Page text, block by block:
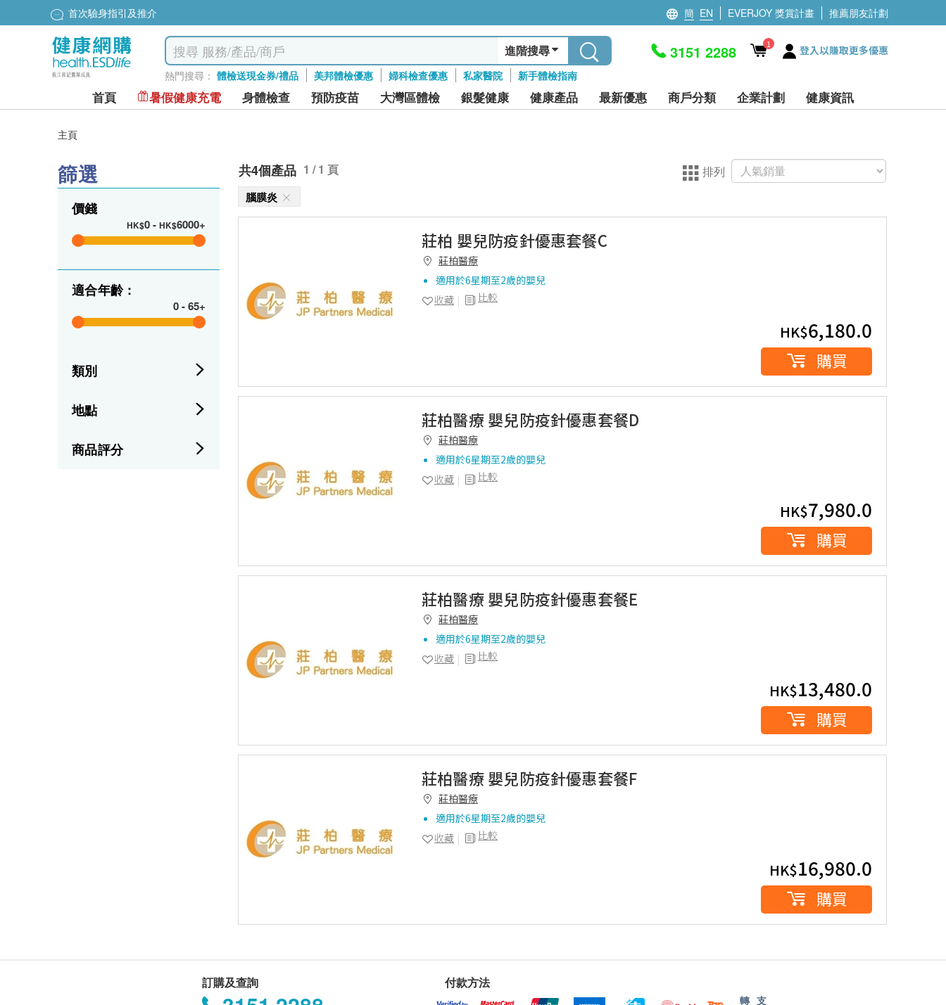
首次驗身指引及推介 簡 EN EVERJOY 獎賞計畫 推薦朋友計劃
進階搜尋
熱門搜尋： 體檢送現金券/禮品 美邦體檢優惠 婦科檢查優惠 私家醫院 新手體檢指南
3151 2288 1 登入以賺取更多優惠
首頁 暑假健康充電 身體檢查 預防疫苗 大灣區體檢 銀髮健康 健康產品 最新優惠 商戶分類 企業計劃 健康資訊
主頁
篩選
價錢
HK$0- HK$6000+
適合年齡 :
0-65+
類別
地點
商品評分
共4個產品 1 / 1 頁 排列
腦膜炎
莊柏 嬰兒防疫針優惠套餐C
莊柏醫療
適用於6星期至2歲的嬰兒
比較
收藏
HK$6,180.0
購買
莊柏醫療 嬰兒防疫針優惠套餐D
莊柏醫療
適用於6星期至2歲的嬰兒
比較
收藏
HK$7,980.0
購買
莊柏醫療 嬰兒防疫針優惠套餐E
莊柏醫療
適用於6星期至2歲的嬰兒
比較
收藏
HK$13,480.0
購買
莊柏醫療 嬰兒防疫針優惠套餐F
莊柏醫療
適用於6星期至2歲的嬰兒
比較
收藏
HK$16,980.0
購買
訂購及查詢 付款方法
轉 支